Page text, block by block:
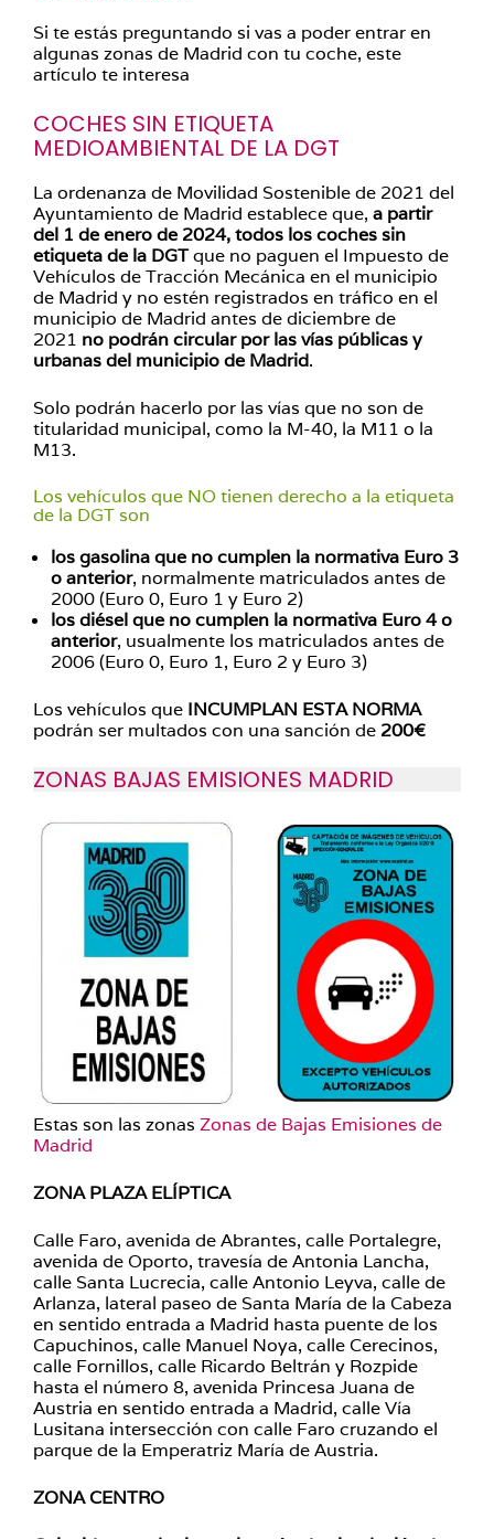
Si te estás preguntando si vas a poder entrar en
algunas zonas de Madrid con tu coche, este
artículo te interesa
COCHES SIN ETIQUETA
MEDIOAMBIENTAL DE LA DGT
La ordenanza de Movilidad Sostenible de 2021 del
Ayuntamiento de Madrid establece que, a partir
del 1 de enero de 2024, todos los coches sin
etiqueta de la DGTque no paguen el Impuesto de
Vehículos de Tracción Mecánica en el municipio
de Madrid y no estén registrados en tráfico en el
municipio de Madrid antes de diciembre de
2021 no podrán circular por las vías públicas y
urbanas del municipio de Madrid.
Solo podrán hacerlo por las vías que no son de
titularidad municipal, como la M-40, la M11 o la
M13.
Los vehículos que NO tienen derecho a la etiqueta
de la DGT son
los gasolina que no cumplen la normativa Euro 3
o anterior, normalmente matriculados antes de
2000 (Euro 0, Euro 1 y Euro 2)
los diésel que no cumplen la normativa Euro 4 o
anterior, usualmente los matriculados antes de
2006 (Euro 0, Euro 1, Euro 2 y Euro 3)
Los vehículos que INCUMPLAN ESTA NORMA
podrán ser multados con una sanción de 200€
ZONAS BAJAS EMISIONES MADRID
Estas son las zonas Zonas de Bajas Emisiones de
Madrid
ZONA PLAZA ELÍPTICA
Calle Faro, avenida de Abrantes, calle Portalegre,
avenida de Oporto, travesía de Antonia Lancha,
calle Santa Lucrecia, calle Antonio Leyva, calle de
Arlanza, lateral paseo de Santa María de la Cabeza
en sentido entrada a Madrid hasta puente de los
Capuchinos, calle Manuel Noya, calle Cerecinos,
calle Fornillos, calle Ricardo Beltrán y Rozpide
hasta el número 8, avenida Princesa Juana de
Austria en sentido entrada a Madrid, calle Vía
Lusitana intersección con calle Faro cruzando el
parque de la Emperatriz María de Austria.
ZONA CENTRO